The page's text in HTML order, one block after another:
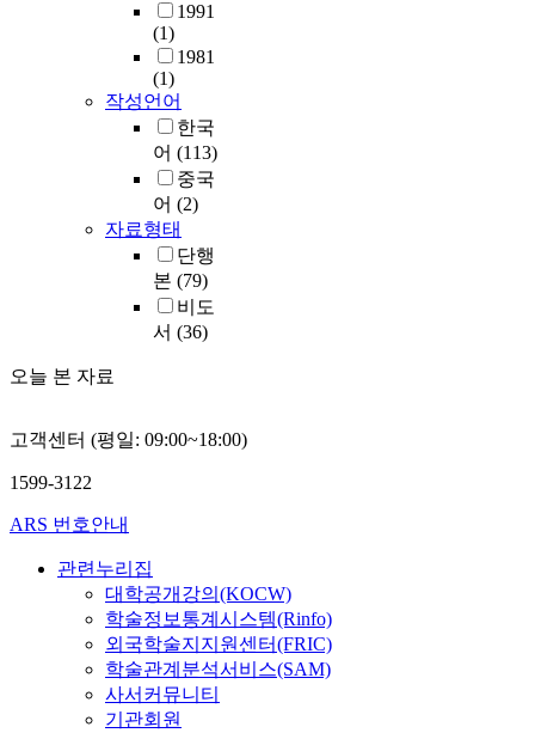
1991
(1)
1981
(1)
작성언어
한국
어 (113)
중국
어 (2)
자료형태
단행
본 (79)
비도
서 (36)
오늘 본 자료
고객센터 (평일: 09:00~18:00)
1599-3122
ARS 번호안내
관련누리집
대학공개강의(KOCW)
학술정보통계시스템(Rinfo)
외국학술지지원센터(FRIC)
학술관계분석서비스(SAM)
사서커뮤니티
기관회원